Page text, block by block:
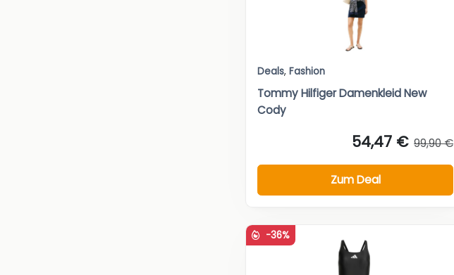
Deals, Fashion
Tommy Hilfiger Damenkleid New
Cody
54,47 € 99,90 €
Zum Deal
-36%